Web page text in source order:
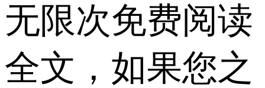
无限次免费阅读
全文，如果您之